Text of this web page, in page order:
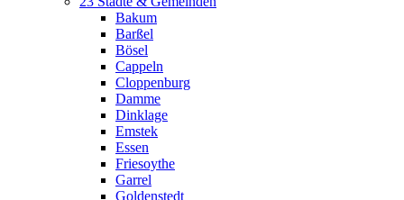
Bakum
Barßel
Bösel
Cappeln
Cloppenburg
Damme
Dinklage
Emstek
Essen
Friesoythe
Garrel
Goldenstedt